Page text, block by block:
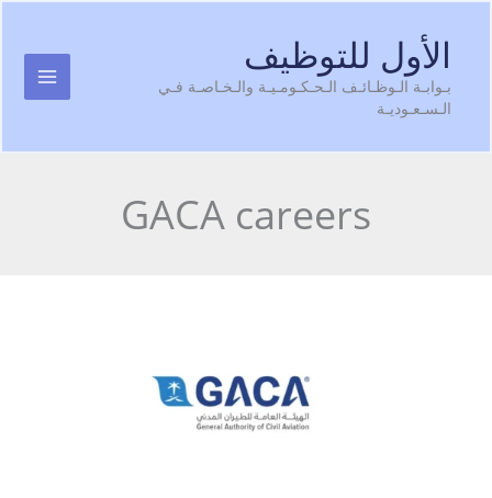
الأول للتوظيف
بـوابـة الـوظـائـف الـحـكـومـيـة والـخـاصـة فـي
الـسـعـوديـة
GACA careers